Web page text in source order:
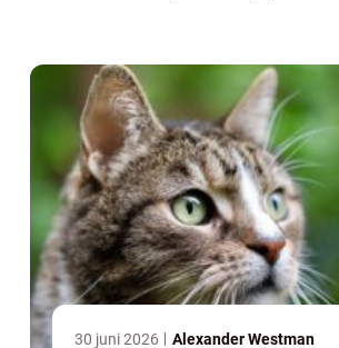
30 juni 2026 Alexander Westman